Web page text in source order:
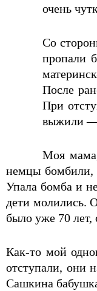
очень
Со
пропали
После
При
выжили —
Моя
немцы бомбили,
Упала бомба и
дети молились.
было уже 70 лет,
Как-то мой
отступали, они
Сашкина